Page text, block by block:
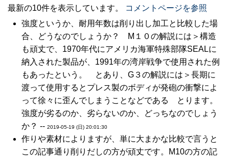
最新の10件を表示しています。
コメントページを参照
強度というか、耐用年数は削り出し加工と比較した場
合、どうなのでしょうか？ M１０の解説には＞構造
も頑丈で、1970年代にアメリカ海軍特殊部隊SEALに
納入された製品が、1991年の湾岸戦争で使用された例
もあったという。 とあり、G３の解説には＞長期に
渡って使用するとプレス製のボディが発砲の衝撃によ
って徐々に歪んでしまうことなどである とります。
強度が劣るのか、劣らないのか、どっちなのでしょう
か？ -- 2019-05-19 (日) 20:01:30
作りや素材によりますが、単に大まかな比較で言うと
この記事通り削りだしの方が頑丈です。M10の方の記